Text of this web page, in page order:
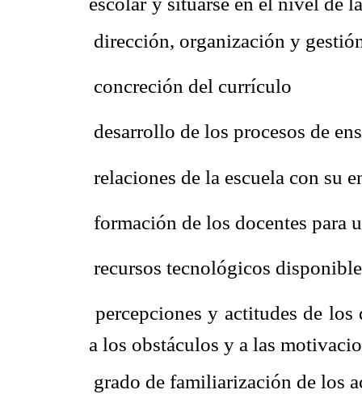
 dirección, organización y
 concreción del currículo
 desarrollo de los procesos de
 relaciones de la escuela con su
 formación de los docentes
 recursos tecnológicos
 percepciones y actitudes de
a los obstáculos y a las
 grado de familiarización de los